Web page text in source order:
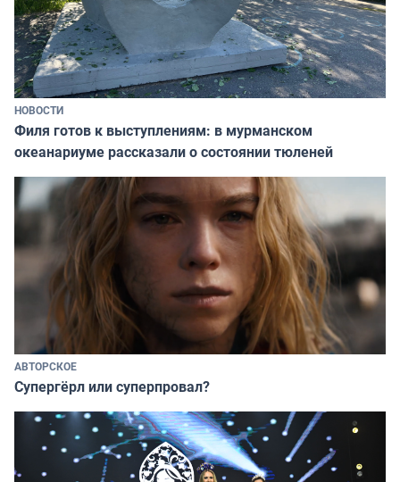
НОВОСТИ
Филя готов к выступлениям: в мурманском
океанариуме рассказали о состоянии тюленей
АВТОРСКОЕ
Супергёрл или суперпровал?